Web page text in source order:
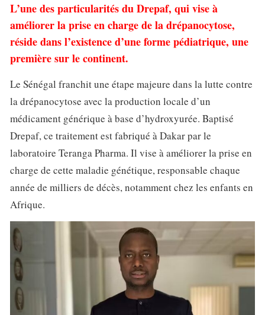
L’une des particularités du Drepaf, qui vise à
améliorer la prise en charge de la drépanocytose,
réside dans l’existence d’une forme pédiatrique, une
première sur le continent.
Le Sénégal franchit une étape majeure dans la lutte contre
la drépanocytose avec la production locale d’un
médicament générique à base d’hydroxyurée. Baptisé
Drepaf, ce traitement est fabriqué à Dakar par le
laboratoire Teranga Pharma. Il vise à améliorer la prise en
charge de cette maladie génétique, responsable chaque
année de milliers de décès, notamment chez les enfants en
Afrique.